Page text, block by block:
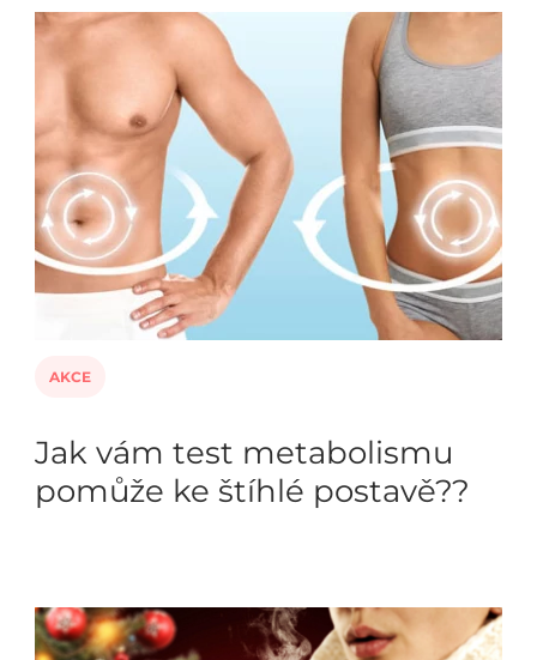
AKCE
Jak vám test metabolismu
pomůže ke štíhlé postavě??